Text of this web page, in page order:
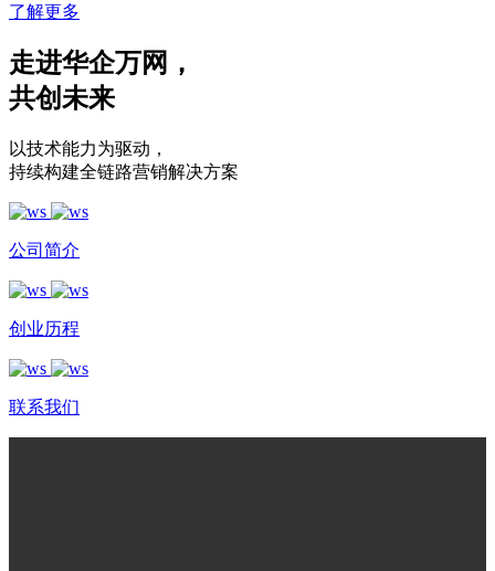
了解更多
走进华企万网 ，
共创未来
以技术能力为驱动 ，
持续构建全链路营销解决方案
公司简介
创业历程
联系我们